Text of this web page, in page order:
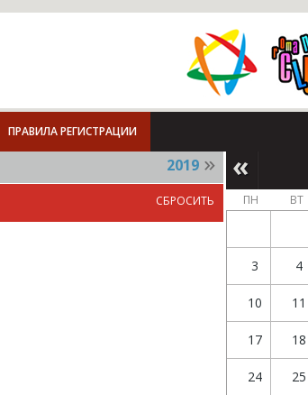
ПРАВИЛА РЕГИСТРАЦИИ
2019
СБРОСИТЬ ПН ВТ
3 4
10 11
17 18
24 25